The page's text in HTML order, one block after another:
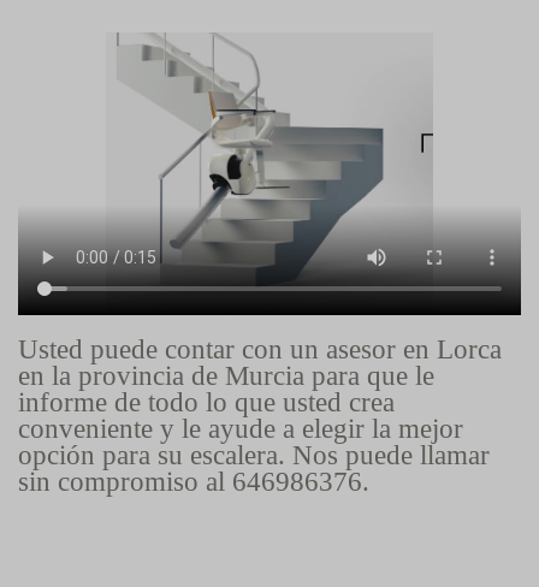
Usted puede contar con un asesor en Lorca
en la provincia de Murcia para que le
informe de todo lo que usted crea
conveniente y le ayude a elegir la mejor
opción para su escalera. Nos puede llamar
sin compromiso al 646986376.